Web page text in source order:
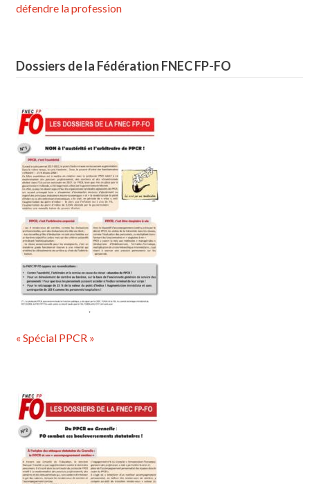
défendre la profession
Dossiers de la Fédération FNEC FP-FO
« Spécial PPCR »